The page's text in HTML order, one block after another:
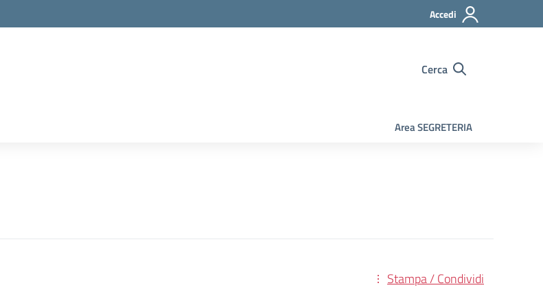
Accedi
Cerca
Area SEGRETERIA
Stampa / Condividi